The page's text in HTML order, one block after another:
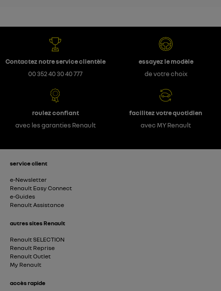
Contactez notre service clientèle
00 352 40 30 40 777
essayez le modèle
de votre choix
roulez confiant
avec les garanties Renault
facilitez votre quotidien
avec MY Renault
service client
e-Newsletter
Renault Easy Connect
e-Guides
Renault Assistance
autres sites Renault
Renault SELECTION
Renault Reprise
Renault Outlet
My Renault
accès rapide